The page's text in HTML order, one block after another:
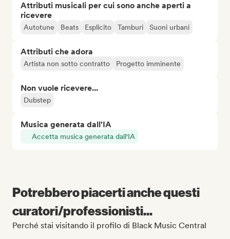
Attributi musicali per cui sono anche aperti a
ricevere
Autotune Beats Esplicito Tamburi Suoni urbani
Attributi che adora
Artista non sotto contratto Progetto imminente
Non vuole ricevere...
Dubstep
Musica generata dall'IA
Accetta musica generata dall'IA
Potrebbero piacerti anche questi
curatori/professionisti...
Perché stai visitando il profilo di Black Music Central